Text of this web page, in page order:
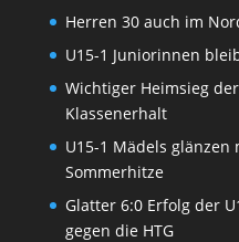
Herren 30 auch im
U15-1 Juniorinnen
Wichtiger Heimsieg
Klassenerhalt
U15-1 Mädels glänzen
Sommerhitze
Glatter 6:0 Erfolg der
gegen die HTG